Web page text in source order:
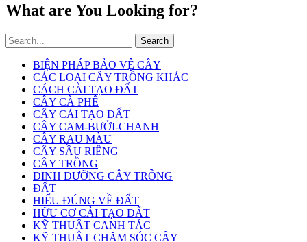
What are You Looking for?
Search
BIỆN PHÁP BẢO VỆ CÂY
CÁC LOẠI CÂY TRỒNG KHÁC
CÁCH CẢI TẠO ĐẤT
CÂY CÀ PHÊ
CÂY CẢI TẠO ĐẤT
CÂY CAM-BƯỞI-CHANH
CÂY RAU MÀU
CÂY SẦU RIÊNG
CÂY TRỒNG
DINH DƯỠNG CÂY TRỒNG
ĐẤT
HIỂU ĐÚNG VỀ ĐẤT
HỮU CƠ CẢI TẠO ĐẤT
KỸ THUẬT CANH TÁC
KỸ THUẬT CHĂM SÓC CÂY